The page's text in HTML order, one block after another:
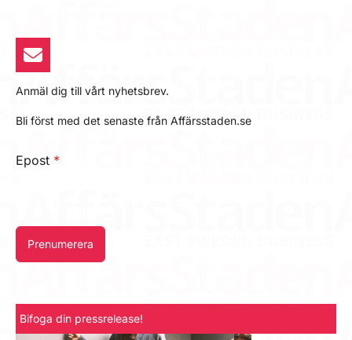
Anmäl dig till vårt nyhetsbrev.
Bli först med det senaste från Affärsstaden.se
Epost *
Prenumerera
Bifoga din pressrelease!